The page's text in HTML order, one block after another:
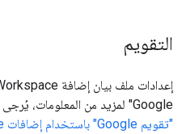
التقويم
Google" لمزيد من المعلومات، يُرجى الاطّلاع على مقالة
"تقويم Google" باستخدام إضافات Google Workspace